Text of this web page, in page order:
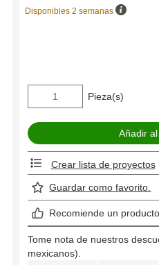
Disponibles 2 semanas
Pieza(s)
Crear lista de proyectos
Guardar como favorito.
Recomiende un producto.
Tome nota de nuestros
mexicanos).